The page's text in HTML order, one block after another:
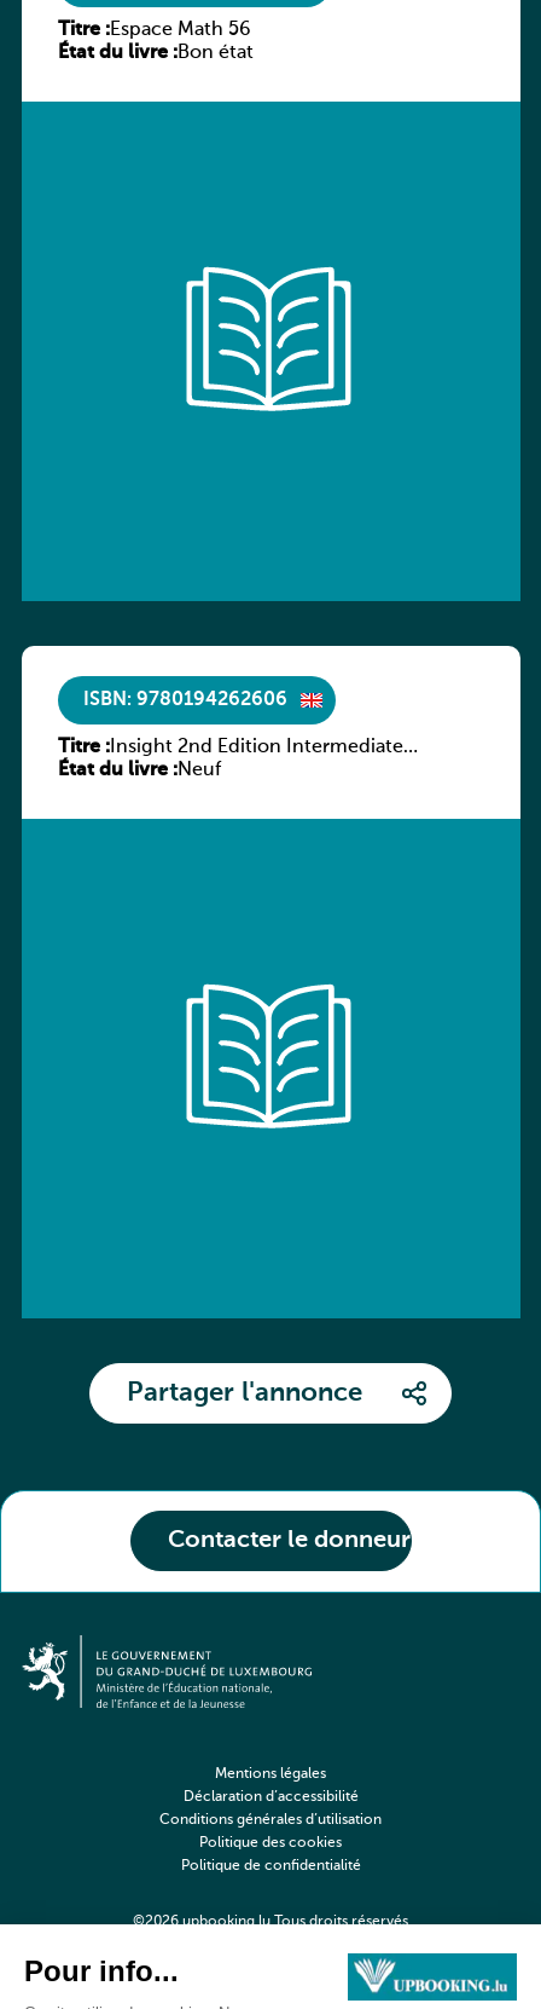
Contacter le donneur
Titre :Espace Math 56
État du livre :Bon état
ISBN: 9780194262606
Titre :Insight 2nd Edition Intermediate
Workbook
État du livre :Neuf
Partager l'annonce
©2026 upbooking.lu Tous droits réservés
Mentions légales
Déclaration d’accessibilité
Conditions générales d’utilisation
Politique des cookies
Politique de confidentialité